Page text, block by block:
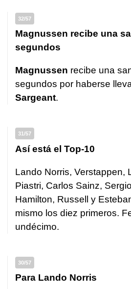
32/57
Magnussen recibe una
segundos
Magnussen recibe una
segundos por haberse
Sargeant.
31/57
Así está el Top-10
Lando Norris, Verstappen,
Piastri, Carlos Sainz,
Hamilton, Russell y
mismo los diez primeros.
undécimo.
30/57
Para Lando Norris